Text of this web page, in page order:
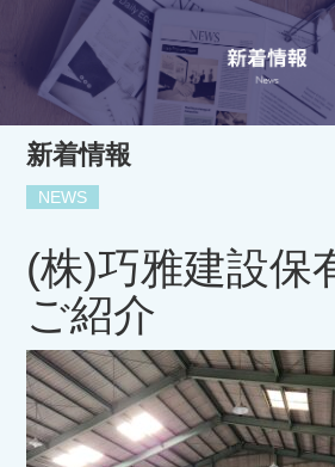
新着情報
NEWS
(株)巧雅建設保
ご紹介